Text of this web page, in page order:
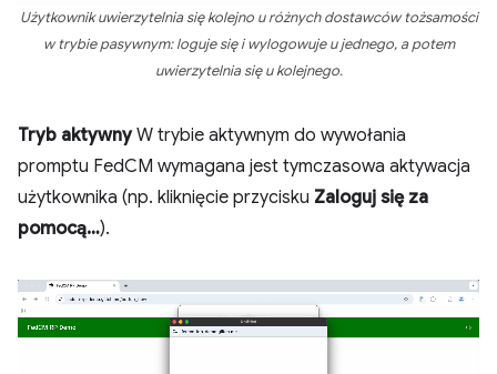
Użytkownik uwierzytelnia się kolejno u różnych dostawców tożsamości
w trybie pasywnym: loguje się i wylogowuje u jednego, a potem
uwierzytelnia się u kolejnego.
Tryb aktywnyW trybie aktywnym do wywołania
promptu FedCM wymagana jest tymczasowa aktywacja
użytkownika (np. kliknięcie przycisku Zaloguj się za
pomocą…).